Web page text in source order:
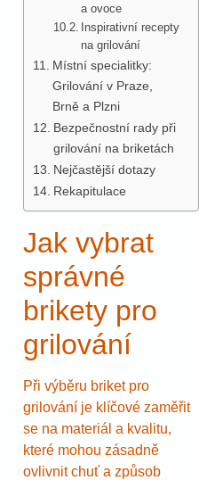
a ovoce
Inspirativní recepty
na grilování
Místní specialitky:
Grilování v Praze,
Brně a Plzni
Bezpečnostní rady při
grilování na briketách
Nejčastější dotazy
Rekapitulace
Jak vybrat
správné
brikety pro
grilování
Při výběru briket pro
grilování je klíčové zaměřit
se na materiál a kvalitu,
které mohou zásadně
ovlivnit chuť a způsob